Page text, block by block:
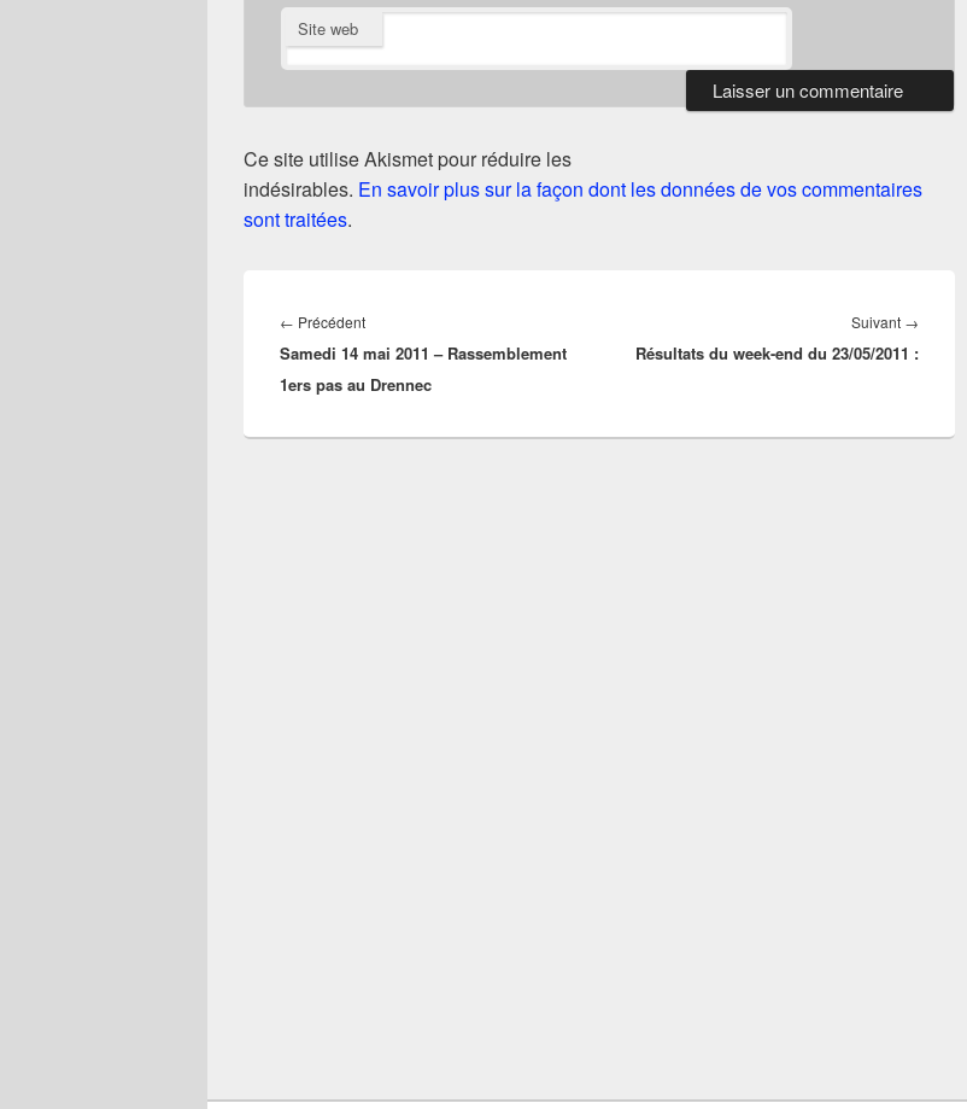
Site web
Ce site utilise Akismet pour réduire les
indésirables. En savoir plus sur la façon dont les données de vos commentaires
sont traitées.
de
l’article
← PrécédentArticle
précédent :
Samedi 14 mai 2011 – Rassemblement
1ers pas au Drennec
Suivant →
suivant :
Résultats du week-end du 23/05/2011 :